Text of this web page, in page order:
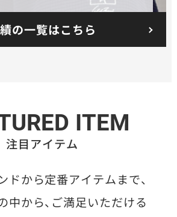
の一覧はこちら
ITEM
注目アイテム
ドから定番アイテムまで、
中から、 ご満足いただける